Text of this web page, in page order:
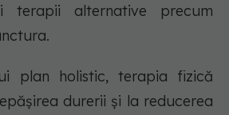
terapii alternative precum
plan holistic, terapia fizică
durerii și la reducerea